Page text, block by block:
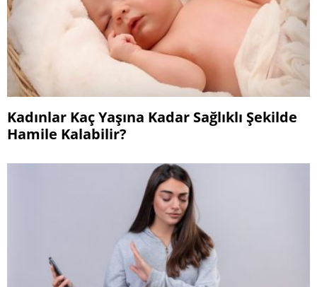
Kadınlar Kaç Yaşına Kadar Sağlıklı Şekilde
Hamile Kalabilir?